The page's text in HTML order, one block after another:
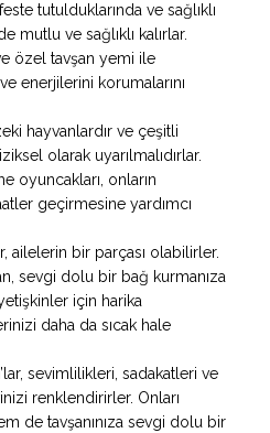
tutulduklarında ve sağlıklı
mutlu ve sağlıklı kalırlar.
özel tavşan yemi ile
enerjilerini korumalarını
hayvanlardır ve çeşitli
olarak uyarılmalıdırlar.
oyuncakları, onların
geçirmesine yardımcı
ailelerin bir parçası olabilirler.
sevgi dolu bir bağ kurmanıza
için harika
daha da sıcak hale
sevimlilikleri, sadakatleri ve
renklendirirler. Onları
de tavşanınıza sevgi dolu bir